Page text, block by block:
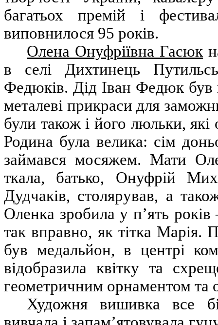
багатьох премій і
виповнилося 95 років.
Олена Онуфріївна Гасюк
в селі Дихтинець
Федюків. Дід Іван Федюк був
металеві прикраси для
були також і його люльки,
Родина була велика: сім
займався мосяжем. Мати
ткала, батько, Онуфрій
Дудчаків, столярував, а
Оленка зробила у п’ять
так вправно, як тітка
був медальйон, в центрі
відобразила квітку та
геометричним орнаментом та
Художня вишивка все